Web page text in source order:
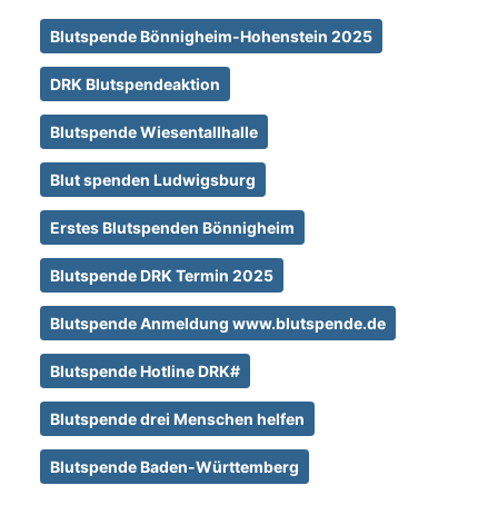
Blutspende Bönnigheim-Hohenstein 2025
DRK Blutspendeaktion
Blutspende Wiesentallhalle
Blut spenden Ludwigsburg
Erstes Blutspenden Bönnigheim
Blutspende DRK Termin 2025
Blutspende Anmeldung www.blutspende.de
Blutspende Hotline DRK#
Blutspende drei Menschen helfen
Blutspende Baden-Württemberg